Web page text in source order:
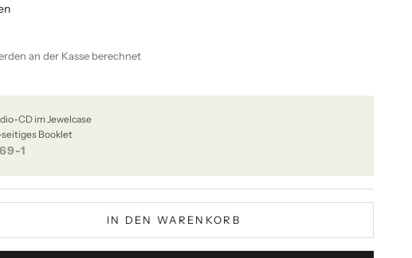
an der Kasse berechnet
CD im Jewelcase
seitiges Booklet
1
IN DEN WARENKORB